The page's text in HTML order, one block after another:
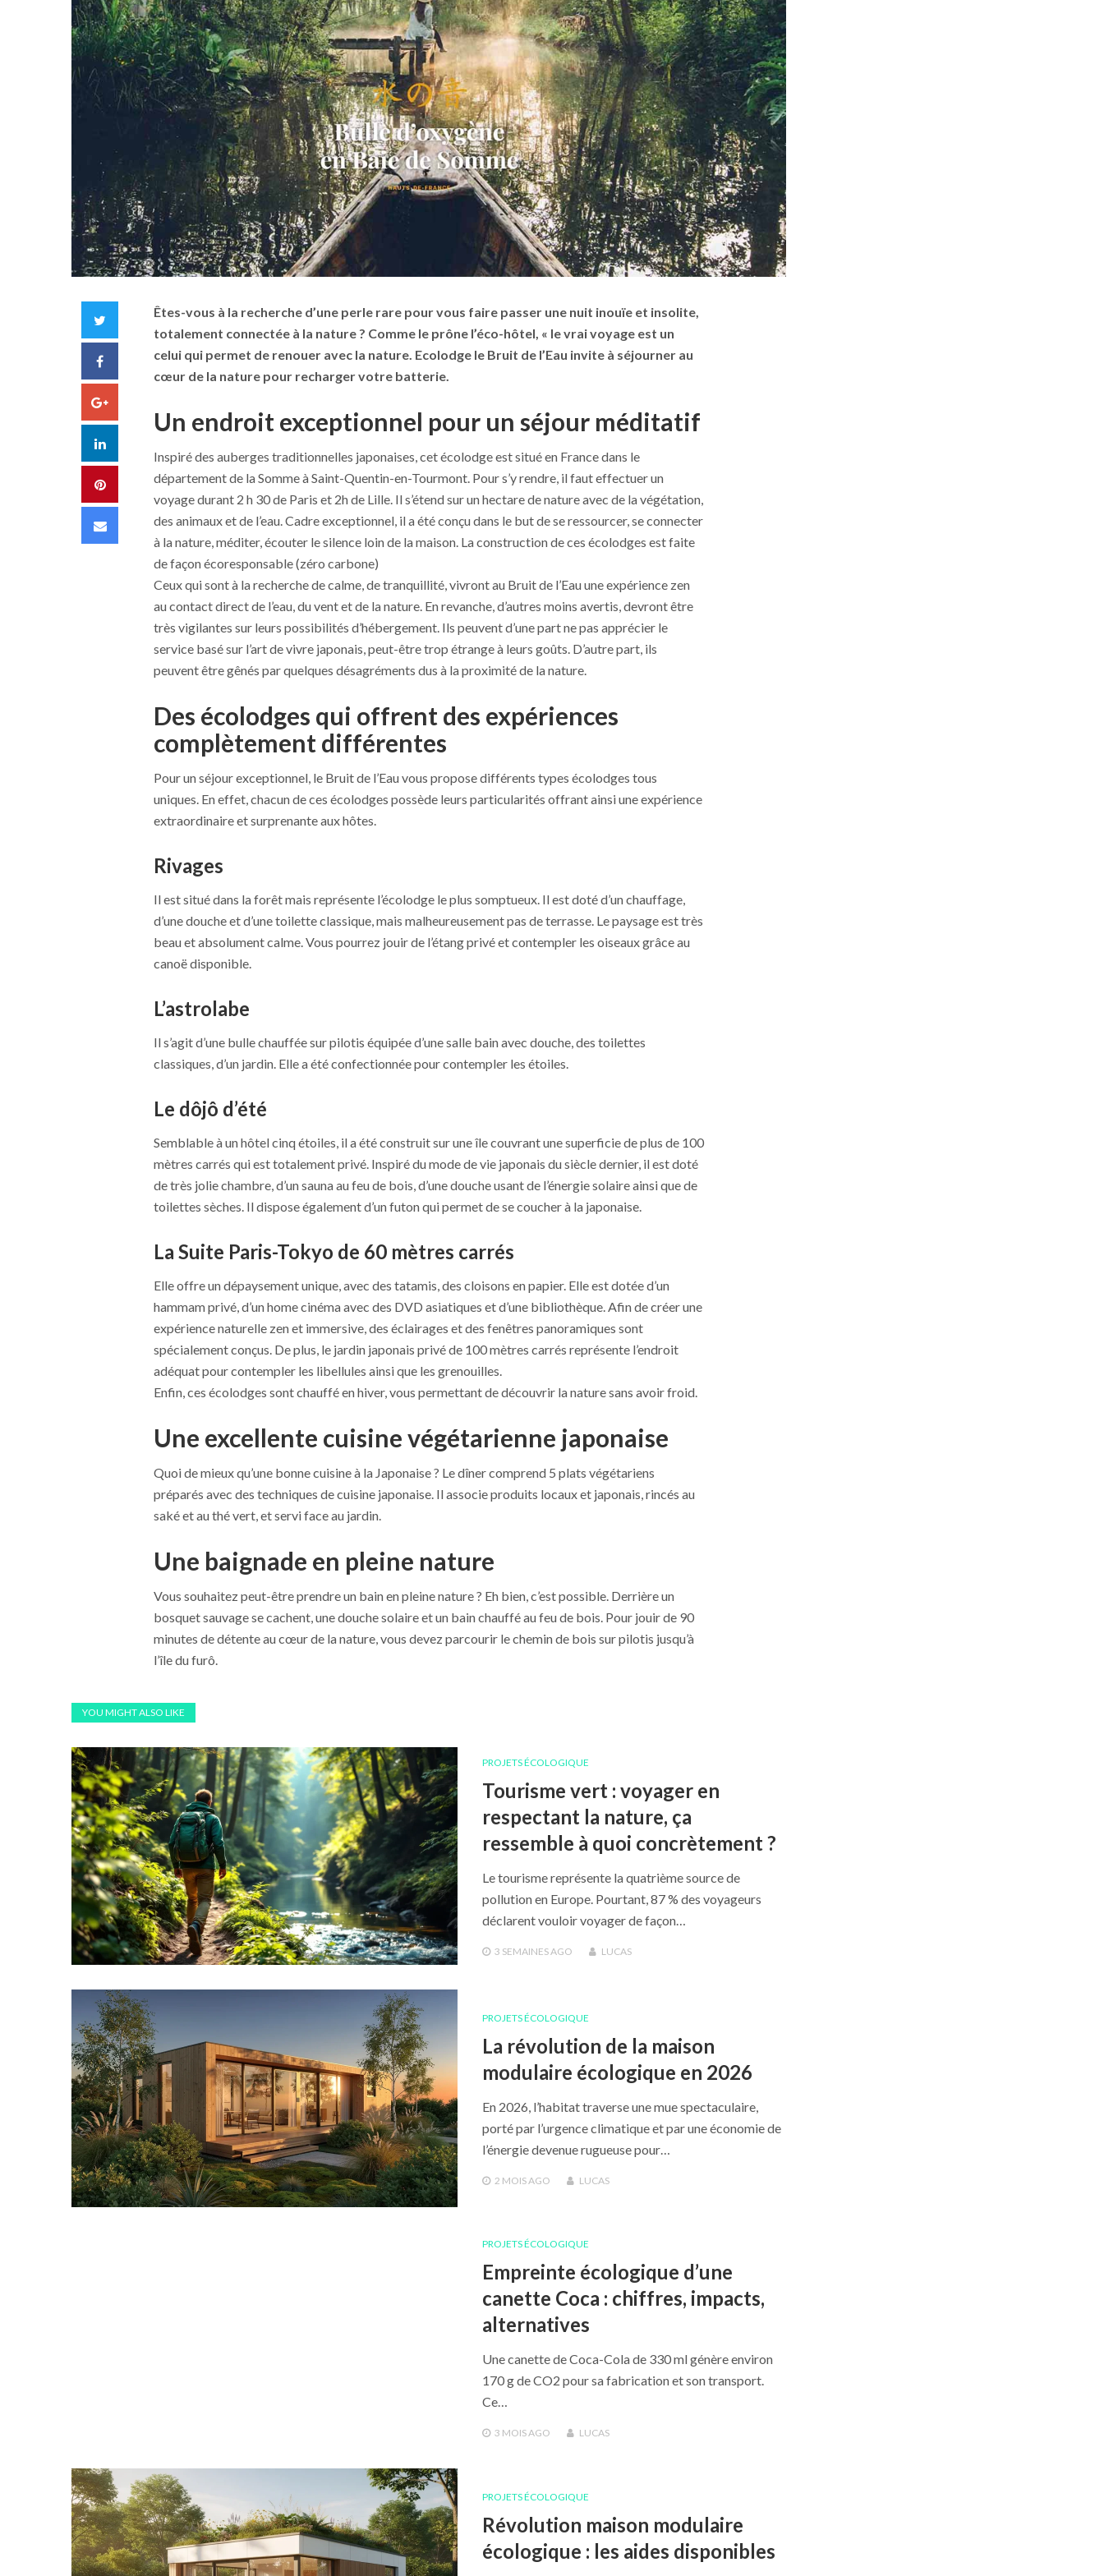
Facebook
Google+
LinkedIn
Pinterest
Email
Êtes-vous à la recherche d’une perle rare pour vous faire passer une nuit inouïe et insolite,
totalement connectée à la nature ? Comme le prône l’éco-hôtel, « le vrai voyage est un
celui qui permet de renouer avec la nature. Ecolodge le Bruit de l’Eau invite à séjourner au
cœur de la nature pour recharger votre batterie.
Un endroit exceptionnel pour un séjour méditatif
Inspiré des auberges traditionnelles japonaises, cet écolodge est situé en France dans le
département de la Somme à Saint-Quentin-en-Tourmont. Pour s’y rendre, il faut effectuer un
voyage durant 2 h 30 de Paris et 2h de Lille. Il s’étend sur un hectare de nature avec de la végétation,
des animaux et de l’eau. Cadre exceptionnel, il a été conçu dans le but de se ressourcer, se connecter
à la nature, méditer, écouter le silence loin de la maison. La construction de ces écolodges est faite
de façon écoresponsable (zéro carbone)
Ceux qui sont à la recherche de calme, de tranquillité, vivront au Bruit de l’Eau une expérience zen
au contact direct de l’eau, du vent et de la nature. En revanche, d’autres moins avertis, devront être
très vigilantes sur leurs possibilités d’hébergement. Ils peuvent d’une part ne pas apprécier le
service basé sur l’art de vivre japonais, peut-être trop étrange à leurs goûts. D’autre part, ils
peuvent être gênés par quelques désagréments dus à la proximité de la nature.
Des écolodges qui offrent des expériences
complètement différentes
Pour un séjour exceptionnel, le Bruit de l’Eau vous propose différents types écolodges tous
uniques. En effet, chacun de ces écolodges possède leurs particularités offrant ainsi une expérience
extraordinaire et surprenante aux hôtes.
Rivages
Il est situé dans la forêt mais représente l’écolodge le plus somptueux. Il est doté d’un chauffage,
d’une douche et d’une toilette classique, mais malheureusement pas de terrasse. Le paysage est très
beau et absolument calme. Vous pourrez jouir de l’étang privé et contempler les oiseaux grâce au
canoë disponible.
L’astrolabe
Il s’agit d’une bulle chauffée sur pilotis équipée d’une salle bain avec douche, des toilettes
classiques, d’un jardin. Elle a été confectionnée pour contempler les étoiles.
Le dôjô d’été
Semblable à un hôtel cinq étoiles, il a été construit sur une île couvrant une superficie de plus de 100
mètres carrés qui est totalement privé. Inspiré du mode de vie japonais du siècle dernier, il est doté
de très jolie chambre, d’un sauna au feu de bois, d’une douche usant de l’énergie solaire ainsi que de
toilettes sèches. Il dispose également d’un futon qui permet de se coucher à la japonaise.
La Suite Paris-Tokyo de 60 mètres carrés
Elle offre un dépaysement unique, avec des tatamis, des cloisons en papier. Elle est dotée d’un
hammam privé, d’un home cinéma avec des DVD asiatiques et d’une bibliothèque. Afin de créer une
expérience naturelle zen et immersive, des éclairages et des fenêtres panoramiques sont
spécialement conçus. De plus, le jardin japonais privé de 100 mètres carrés représente l’endroit
adéquat pour contempler les libellules ainsi que les grenouilles.
Enfin, ces écolodges sont chauffé en hiver, vous permettant de découvrir la nature sans avoir froid.
Une excellente cuisine végétarienne japonaise
Quoi de mieux qu’une bonne cuisine à la Japonaise ? Le dîner comprend 5 plats végétariens
préparés avec des techniques de cuisine japonaise. Il associe produits locaux et japonais, rincés au
saké et au thé vert, et servi face au jardin.
Une baignade en pleine nature
Vous souhaitez peut-être prendre un bain en pleine nature ? Eh bien, c’est possible. Derrière un
bosquet sauvage se cachent, une douche solaire et un bain chauffé au feu de bois. Pour jouir de 90
minutes de détente au cœur de la nature, vous devez parcourir le chemin de bois sur pilotis jusqu’à
l’île du furô.
YOU MIGHT ALSO LIKE
PROJETS ÉCOLOGIQUE
Tourisme vert : voyager en
respectant la nature, ça
ressemble à quoi concrètement ?
Le tourisme représente la quatrième source de
pollution en Europe. Pourtant, 87 % des voyageurs
déclarent vouloir voyager de façon…
3 SEMAINESAGO LUCAS
PROJETS ÉCOLOGIQUE
La révolution de la maison
modulaire écologique en 2026
En 2026, l’habitat traverse une mue spectaculaire,
porté par l’urgence climatique et par une économie de
l’énergie devenue rugueuse pour…
2 MOISAGO LUCAS
PROJETS ÉCOLOGIQUE
Empreinte écologique d’une
canette Coca : chiffres, impacts,
alternatives
Une canette de Coca-Cola de 330 ml génère environ
170 g de CO2 pour sa fabrication et son transport.
Ce…
3 MOISAGO LUCAS
PROJETS ÉCOLOGIQUE
Révolution maison modulaire
écologique : les aides disponibles